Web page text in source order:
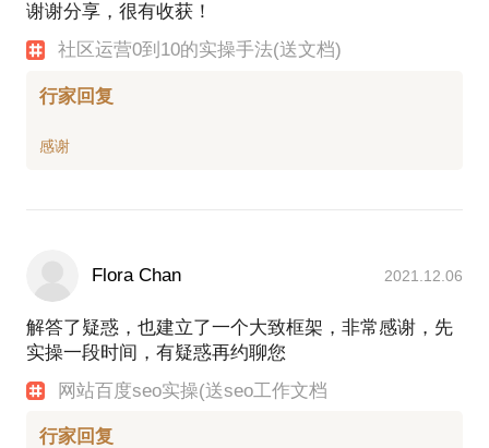
谢谢分享，很有收获！
社区运营0到10的实操手法(送文档)
行家回复
Flora Chan 2021.12.06
解答了疑惑，也建立了一个大致框架，非常感谢，先
实操一段时间，有疑惑再约聊您
网站百度seo实操(送seo工作文档
行家回复